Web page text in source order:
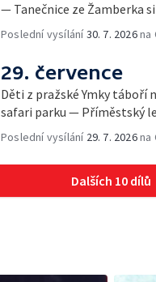
— Tanečnice ze Žamberka
Poslední vysílání30. 7. 2026na
29. července
Děti z pražské Ymky
safari parku — Příměstský
Poslední vysílání 29. 7. 2026na
Dalších 10 dílů